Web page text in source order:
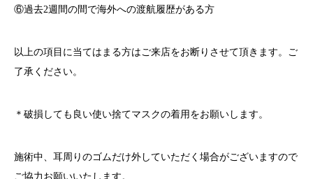
⑥過去2週間の間で海外への渡航履歴がある方
以上の項目に当てはまる方はご来店をお断りさせて頂きます。ご
了承ください。
＊破損しても良い使い捨てマスクの着用をお願いします。
施術中、耳周りのゴムだけ外していただく場合がございますので
ご協力お願いいたします。